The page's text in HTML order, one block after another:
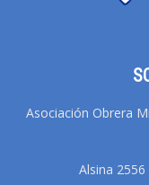
Asociación Obrera
Alsina